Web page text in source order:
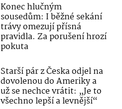
Konec hlučným
sousedům: I běžné sekání
trávy omezují přísná
pravidla. Za porušení hrozí
pokuta
Starší pár z Česka odjel na
dovolenou do Ameriky a
už se nechce vrátit: „Je to
všechno lepší a levnější“